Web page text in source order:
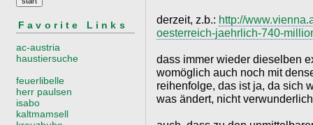
Favorite Links
ac-austria
haustiersuche
feuerlibelle
herr paulsen
isabo
kaltmamsell
derzeit, z.b.: http://
oesterreich-jaehrlich-740-
dass immer wieder dieselben
womöglich auch noch mit
reihenfolge, das ist ja, da sich
was ändert, nicht